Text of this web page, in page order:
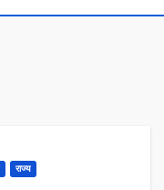
राज्य